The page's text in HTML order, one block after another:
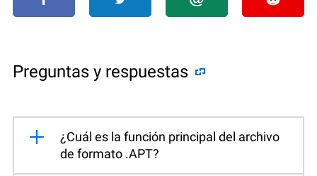
Preguntas y respuestas
¿Cuál es la función principal del archivo
de formato .APT?